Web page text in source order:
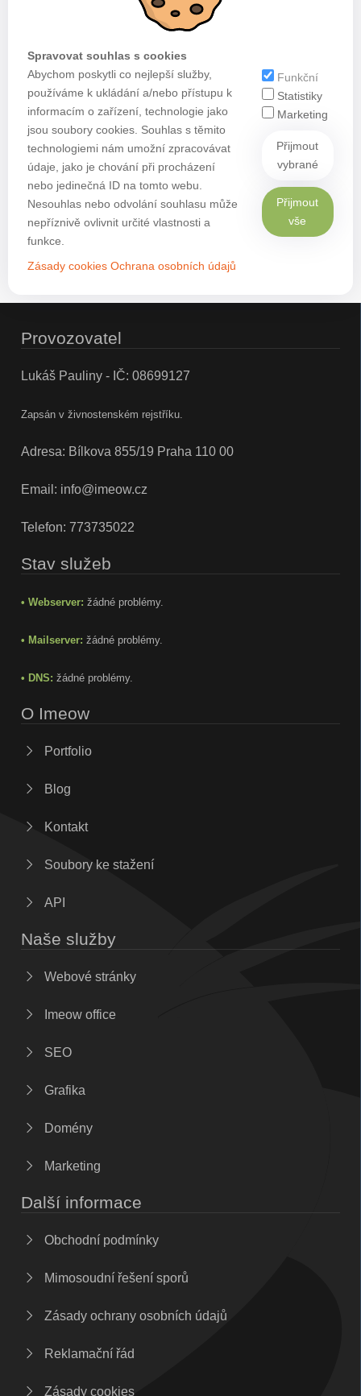
Spravovat souhlas s cookies
Abychom poskytli co nejlepší služby,
používáme k ukládání a/nebo přístupu k
informacím o zařízení, technologie jako
jsou soubory cookies. Souhlas s těmito
technologiemi nám umožní zpracovávat
údaje, jako je chování při procházení
nebo jedinečná ID na tomto webu.
Nesouhlas nebo odvolání souhlasu může
nepříznivě ovlivnit určité vlastnosti a
funkce.
Zásady cookies Ochrana osobních údajů
Funkční
Statistiky
Marketing
Přijmout
vybrané
Přijmout
vše
Provozovatel
Lukáš Pauliny - IČ: 08699127
Zapsán v živnostenském rejstříku.
Adresa: Bílkova 855/19 Praha 110 00
Email: info@imeow.cz
Telefon: 773735022
Stav služeb
• Webserver: žádné problémy.
• Mailserver: žádné problémy.
• DNS: žádné problémy.
O Imeow
Portfolio
Blog
Kontakt
Soubory ke stažení
API
Naše služby
Webové stránky
Imeow office
SEO
Grafika
Domény
Marketing
Další informace
Obchodní podmínky
Mimosoudní řešení sporů
Zásady ochrany osobních údajů
Reklamační řád
Zásady cookies